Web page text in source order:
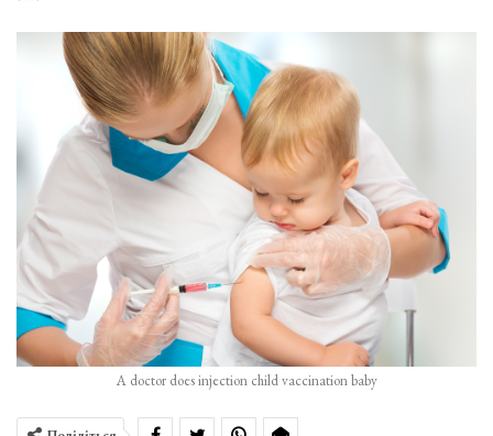
A doctor does injection child vaccination baby